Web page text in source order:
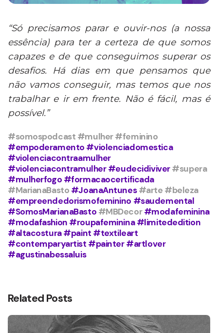
“Só precisamos parar e ouvir-nos (a nossa
essência) para ter a certeza de que somos
capazes e de que conseguimos superar os
desafios. Há dias em que pensamos que
não vamos conseguir, mas temos que nos
trabalhar e ir em frente. Não é fácil, mas é
possível.”
#somospodcast #mulher#feminino
#empoderamento #violenciadomestica
#violenciacontraamulher
#violenciacontramulher #eudecidiviver#supera
#mulherfogo #formacaocertificada
#MarianaBasto #JoanaAntunes#arte #beleza
#empreendedorismofeminino #saudemental
#SomosMarianaBasto #MBDecor#modafeminina
#modafashion #roupafeminina #limitededition
#altacostura #paint #textileart
#contemparyartist #painter #artlover
#agustinabessaluis
Related Posts